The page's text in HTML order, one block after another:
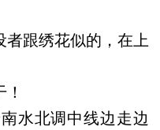
跟绣花似的，在上
水北调中线边走边